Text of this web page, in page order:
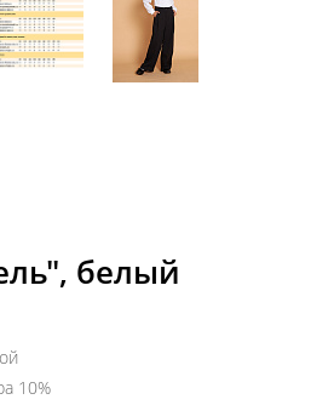
белый
10%